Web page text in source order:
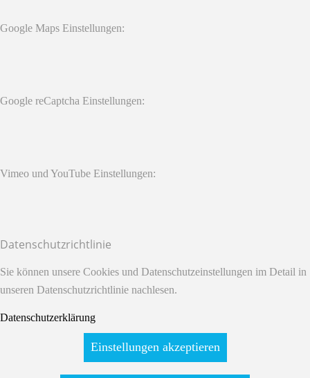
Google Maps Einstellungen:
Google reCaptcha Einstellungen:
Vimeo und YouTube Einstellungen:
Datenschutzrichtlinie
Sie können unsere Cookies und Datenschutzeinstellungen im Detail in
unseren Datenschutzrichtlinie nachlesen.
Datenschutzerklärung
Einstellungen akzeptieren